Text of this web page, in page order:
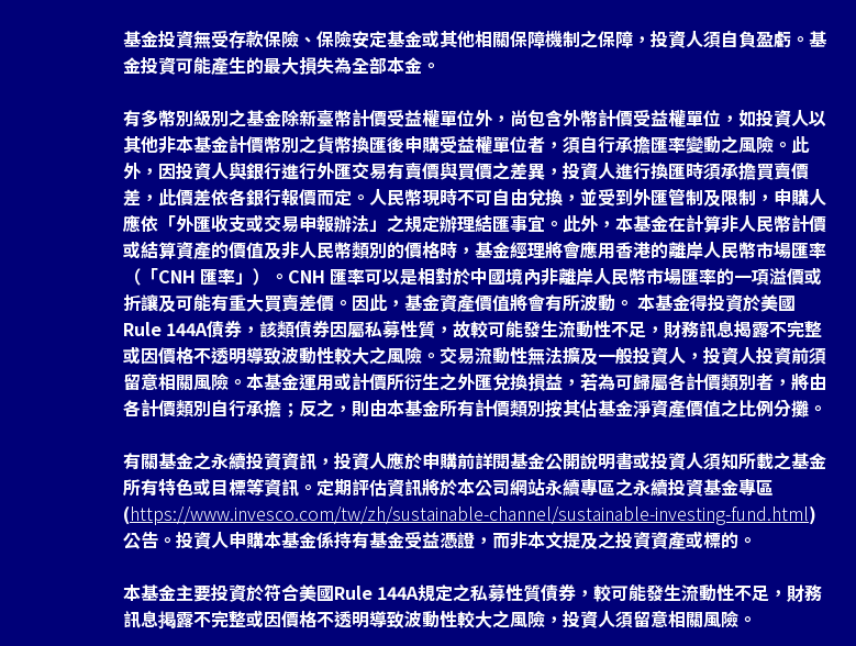
基金投資無受存款保險、保險安定基金或其他相關保障機制之保障，投資人須自負盈虧。基
金投資可能產生的最大損失為全部本金。
有多幣別級別之基金除新臺幣計價受益權單位外，尚包含外幣計價受益權單位，如投資人以
其他非本基金計價幣別之貨幣換匯後申購受益權單位者，須自行承擔匯率變動之風險。此
外，因投資人與銀行進行外匯交易有賣價與買價之差異，投資人進行換匯時須承擔買賣價
差，此價差依各銀行報價而定。人民幣現時不可自由兌換，並受到外匯管制及限制，申購人
應依「外匯收支或交易申報辦法」之規定辦理結匯事宜。此外，本基金在計算非人民幣計價
或結算資產的價值及非人民幣類別的價格時，基金經理將會應用香港的離岸人民幣市場匯率
（「CNH 匯率」）。CNH 匯率可以是相對於中國境內非離岸人民幣市場匯率的一項溢價或
折讓及可能有重大買賣差價。因此，基金資產價值將會有所波動。 本基金得投資於美國
Rule 144A債券，該類債券因屬私募性質，故較可能發生流動性不足，財務訊息揭露不完整
或因價格不透明導致波動性較大之風險。交易流動性無法擴及一般投資人，投資人投資前須
留意相關風險。本基金運用或計價所衍生之外匯兌換損益，若為可歸屬各計價類別者，將由
各計價類別自行承擔；反之，則由本基金所有計價類別按其佔基金淨資產價值之比例分攤。
有關基金之永續投資資訊，投資人應於申購前詳閱基金公開說明書或投資人須知所載之基金
所有特色或目標等資訊。定期評估資訊將於本公司網站永續專區之永續投資基金專區
(https://www.invesco.com/tw/zh/sustainable-channel/sustainable-investing-fund.html)
公告。投資人申購本基金係持有基金受益憑證，而非本文提及之投資資產或標的。
本基金主要投資於符合美國Rule 144A規定之私募性質債券，較可能發生流動性不足，財務
訊息掲露不完整或因價格不透明導致波動性較大之風險，投資人須留意相關風險。